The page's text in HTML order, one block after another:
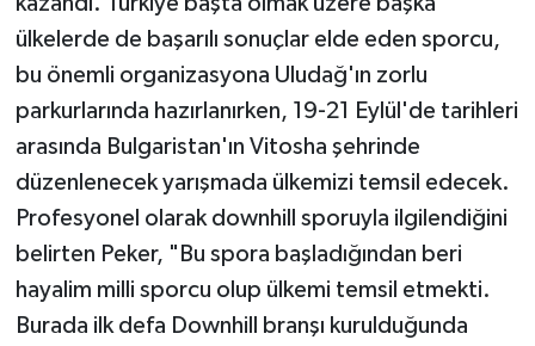
ülkelerde de başarılı sonuçlar elde eden sporcu,
bu önemli organizasyona Uludağ'ın zorlu
parkurlarında hazırlanırken, 19-21 Eylül'de tarihleri
arasında Bulgaristan'ın Vitosha şehrinde
düzenlenecek yarışmada ülkemizi temsil edecek.
Profesyonel olarak downhill sporuyla ilgilendiğini
belirten Peker, "Bu spora başladığından beri
hayalim milli sporcu olup ülkemi temsil etmekti.
Burada ilk defa Downhill branşı kurulduğunda